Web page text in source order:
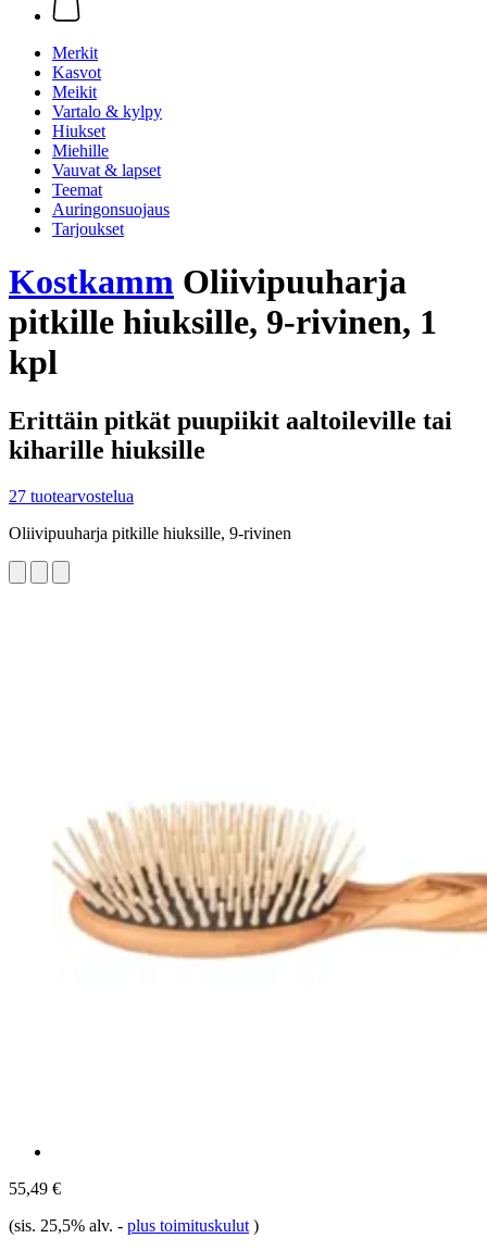
Merkit
Kasvot
Meikit
Vartalo & kylpy
Hiukset
Miehille
Vauvat & lapset
Teemat
Auringonsuojaus
Tarjoukset
Kostkamm Oliivipuuharja
pitkille hiuksille, 9-rivinen, 1
kpl
Erittäin pitkät puupiikit aaltoileville tai
kiharille hiuksille
27 tuotearvostelua
Oliivipuuharja pitkille hiuksille, 9-rivinen
55,49 €
(sis. 25,5% alv. - plus toimituskulut )